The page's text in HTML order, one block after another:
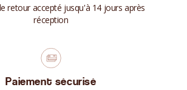
retour accepté jusqu'à 14 jours après
réception
Paiement sécurisé